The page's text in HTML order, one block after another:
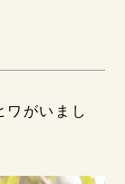
がいまし